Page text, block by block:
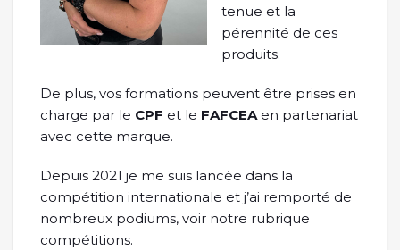
tenue et la
pérennité de ces
produits.
De plus, vos formations peuvent être prises en
charge par le CPF et le FAFCEA en partenariat
avec cette marque.
Depuis 2021 je me suis lancée dans la
compétition internationale et j’ai remporté de
nombreux podiums, voir notre rubrique
compétitions.